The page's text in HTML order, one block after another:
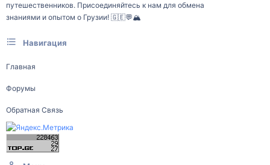
путешественников. Присоединяйтесь к нам для обмена
знаниями и опытом о Грузии! 🇬🇪💬🏔️
Навигация
Главная
Форумы
Обратная Связь